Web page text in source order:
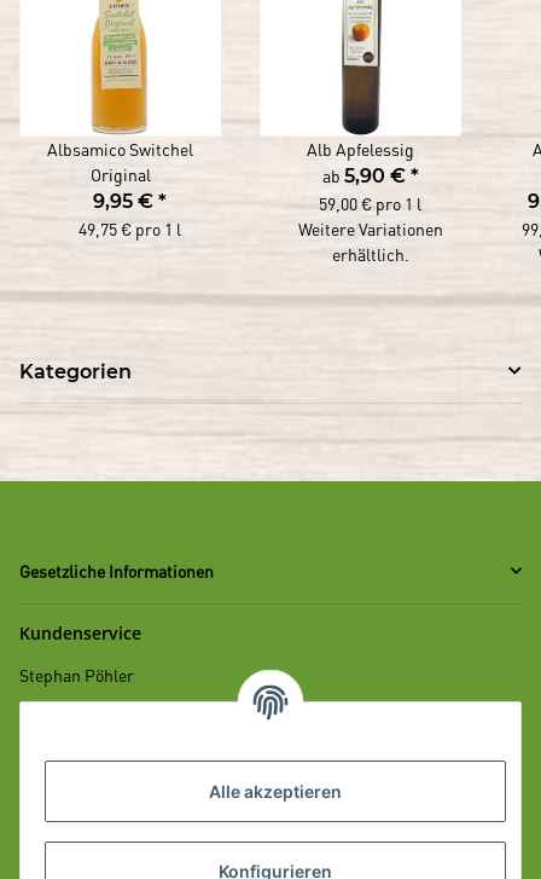
Albsamico Switchel
Original
9,95 € *
49,75 € pro 1 l
Alb Apfelessig
ab 5,90 € *
59,00 € pro 1 l
Weitere Variationen
erhältlich.
Alle akzeptieren
Konfigurieren
Kategorien
Gesetzliche Informationen
Kundenservice
Stephan Pöhler
E-Mail: info@albgenuss.de